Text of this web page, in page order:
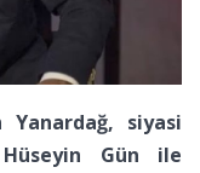
siyasi
Gün ile